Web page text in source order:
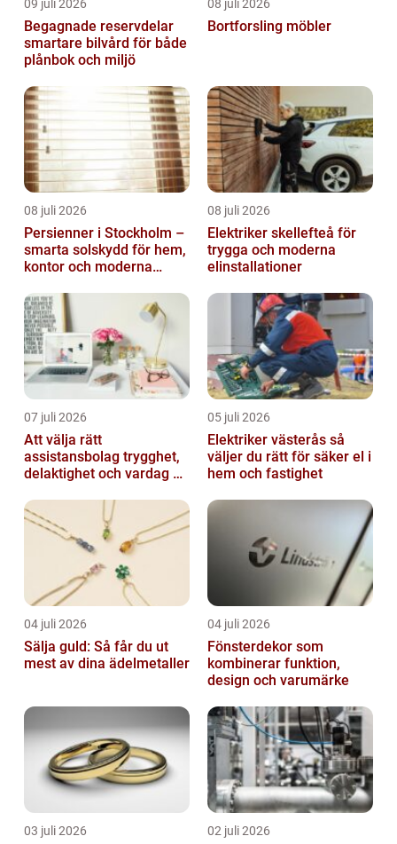
09 juli 2026
Begagnade reservdelar
smartare bilvård för både
plånbok och miljö
08 juli 2026
Bortforsling möbler
08 juli 2026
Persienner i Stockholm –
smarta solskydd för hem,
kontor och moderna
08 juli 2026
Elektriker skellefteå för
trygga och moderna
elinstallationer
07 juli 2026
Att välja rätt
assistansbolag trygghet,
delaktighet och vardag på
05 juli 2026
Elektriker västerås så
väljer du rätt för säker el i
hem och fastighet
04 juli 2026
Sälja guld: Så får du ut
mest av dina ädelmetaller
04 juli 2026
Fönsterdekor som
kombinerar funktion,
design och varumärke
03 juli 2026 02 juli 2026